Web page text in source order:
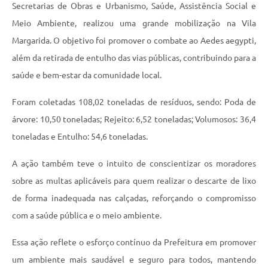
Secretarias de Obras e Urbanismo, Saúde, Assistência Social e
Meio Ambiente, realizou uma grande mobilização na Vila
Margarida. O objetivo foi promover o combate ao Aedes aegypti,
além da retirada de entulho das vias públicas, contribuindo para a
saúde e bem-estar da comunidade local.
Foram coletadas 108,02 toneladas de resíduos, sendo: Poda de
árvore: 10,50 toneladas; Rejeito: 6,52 toneladas; Volumosos: 36,4
toneladas e Entulho: 54,6 toneladas.
A ação também teve o intuito de conscientizar os moradores
sobre as multas aplicáveis para quem realizar o descarte de lixo
de forma inadequada nas calçadas, reforçando o compromisso
com a saúde pública e o meio ambiente.
Essa ação reflete o esforço contínuo da Prefeitura em promover
um ambiente mais saudável e seguro para todos, mantendo